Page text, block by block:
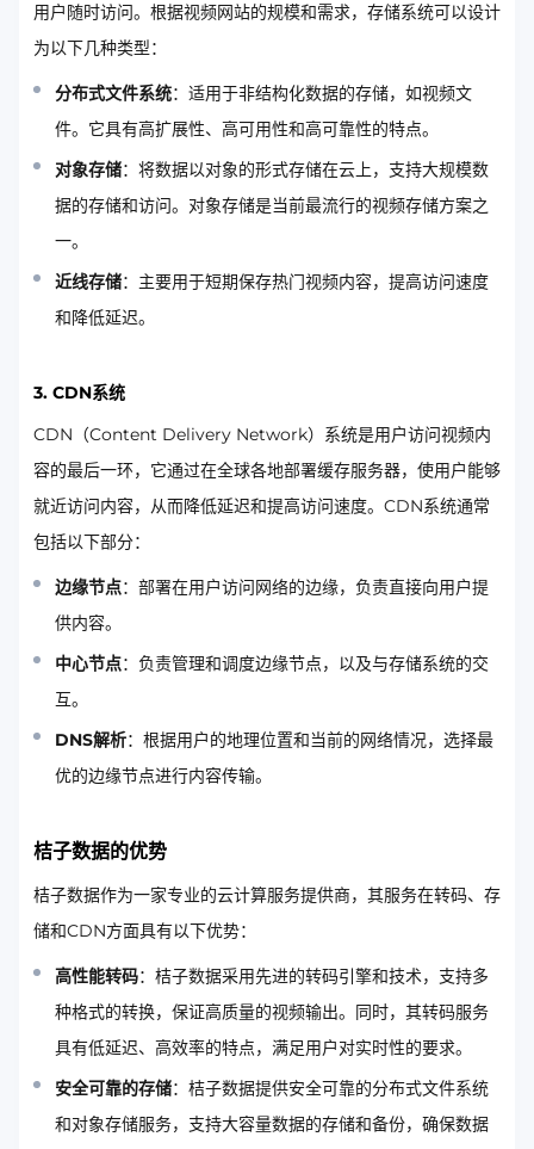
用户随时访问。根据视频网站的规模和需求，存储系统可以设计
为以下几种类型：
分布式文件系统：适用于非结构化数据的存储，如视频文
件。它具有高扩展性、高可用性和高可靠性的特点。
对象存储：将数据以对象的形式存储在云上，支持大规模数
据的存储和访问。对象存储是当前最流行的视频存储方案之
一。
近线存储：主要用于短期保存热门视频内容，提高访问速度
和降低延迟。
3. CDN系统
CDN（Content Delivery Network）系统是用户访问视频内
容的最后一环，它通过在全球各地部署缓存服务器，使用户能够
就近访问内容，从而降低延迟和提高访问速度。CDN系统通常
包括以下部分：
边缘节点：部署在用户访问网络的边缘，负责直接向用户提
供内容。
中心节点：负责管理和调度边缘节点，以及与存储系统的交
互。
DNS解析：根据用户的地理位置和当前的网络情况，选择最
优的边缘节点进行内容传输。
桔子数据的优势
桔子数据作为一家专业的云计算服务提供商，其服务在转码、存
储和CDN方面具有以下优势：
高性能转码：桔子数据采用先进的转码引擎和技术，支持多
种格式的转换，保证高质量的视频输出。同时，其转码服务
具有低延迟、高效率的特点，满足用户对实时性的要求。
安全可靠的存储：桔子数据提供安全可靠的分布式文件系统
和对象存储服务，支持大容量数据的存储和备份，确保数据